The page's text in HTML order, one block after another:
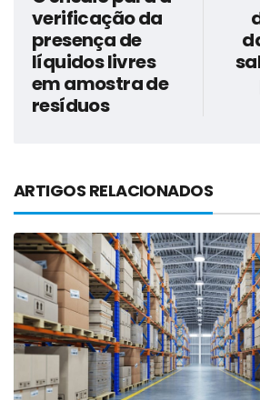
verificação da
presença de
líquidos livres
em amostra de
resíduos
ARTIGOS RELACIONADOS